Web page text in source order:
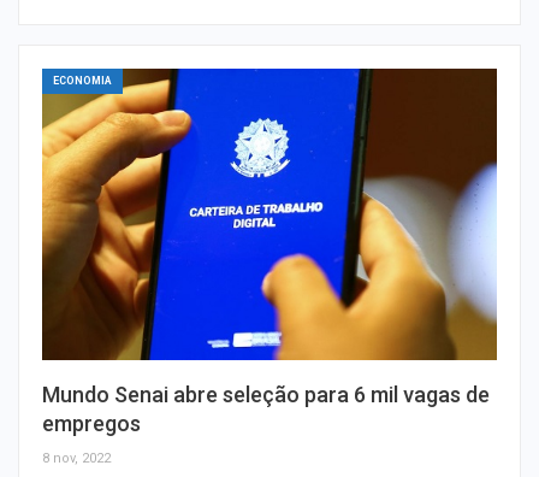
ECONOMIA
Mundo Senai abre seleção para 6 mil vagas de
empregos
8 nov, 2022